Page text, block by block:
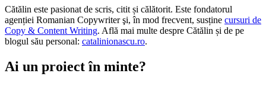
Cătălin este pasionat de scris, citit și călătorit. Este fondatorul
agenției Romanian Copywriter şi, în mod frecvent, susține cursuri de
Copy & Content Writing. Află mai multe despre Cătălin și de pe
blogul său personal: catalinionascu.ro.
Ai un proiect în minte?